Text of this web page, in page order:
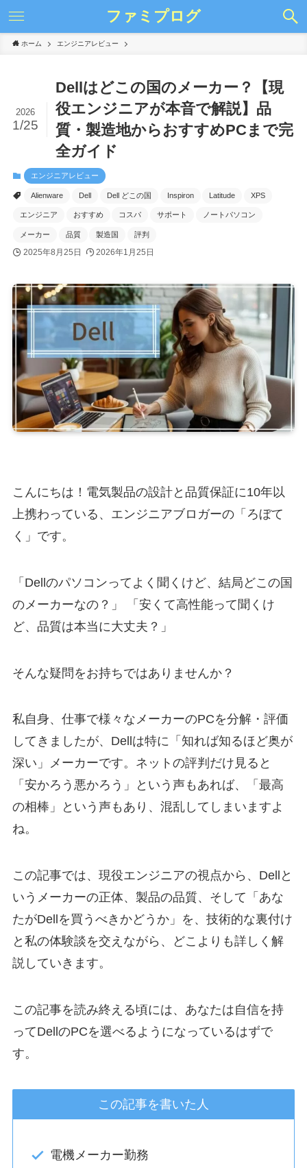
ファミプログ
ホーム エンジニアレビュー
Dellはどこの国のメーカー？【現
役エンジニアが本音で解説】品
質・製造地からおすすめPCまで完
全ガイド
2026
1/25
エンジニアレビュー
Alienware Dell Dell どこの国 Inspiron Latitude XPS
エンジニア おすすめ コスパ サポート ノートパソコン
メーカー 品質 製造国 評判
2025年8月25日 2026年1月25日
こんにちは！電気製品の設計と品質保証に10年以
上携わっている、エンジニアブロガーの「ろぼて
く」です。
「Dellのパソコンってよく聞くけど、結局どこの国
のメーカーなの？」 「安くて高性能って聞くけ
ど、品質は本当に大丈夫？」
そんな疑問をお持ちではありませんか？
私自身、仕事で様々なメーカーのPCを分解・評価
してきましたが、Dellは特に「知れば知るほど奥が
深い」メーカーです。ネットの評判だけ見ると
「安かろう悪かろう」という声もあれば、「最高
の相棒」という声もあり、混乱してしまいますよ
ね。
この記事では、現役エンジニアの視点から、Dellと
いうメーカーの正体、製品の品質、そして「あな
たがDellを買うべきかどうか」を、技術的な裏付け
と私の体験談を交えながら、どこよりも詳しく解
説していきます。
この記事を読み終える頃には、あなたは自信を持
ってDellのPCを選べるようになっているはずで
す。
この記事を書いた人
電機メーカー勤務